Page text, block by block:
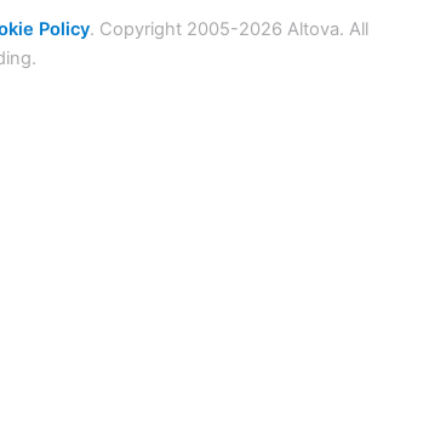
Policy. Copyright 2005-2026 Altova. All